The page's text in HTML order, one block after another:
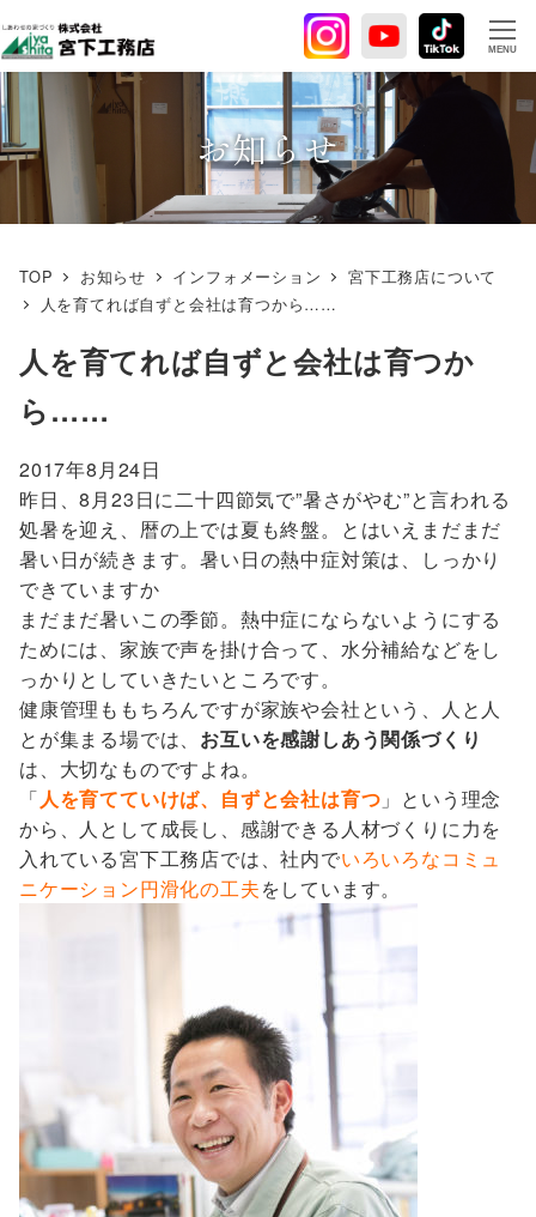
イ
ン
コ
ン
テ
ン
ツ
MENU
お知らせ
TOP お知らせ インフォメーション
宮下工務店について
人を育てれば自ずと会社は育つから……
人を育てれば自ずと会社は育つか
ら……
2017年8月24日
昨日、8月23日に二十四節気で”暑さがやむ”と言われる
処暑を迎え、暦の上では夏も終盤。とはいえまだまだ
暑い日が続きます。暑い日の熱中症対策は、しっかり
できていますか
まだまだ暑いこの季節。熱中症にならないようにする
ためには、家族で声を掛け合って、水分補給などをし
っかりとしていきたいところです。
健康管理ももちろんですが家族や会社という、人と人
とが集まる場では、 お互いを感謝しあう関係づくり
は、大切なものですよね。
「人を育てていけば、自ずと会社は育つ 」という理念
から、人として成長し、感謝できる人材づくりに力を
入れている宮下工務店では、社内でいろいろなコミュ
ニケーション円滑化の工夫をしています。